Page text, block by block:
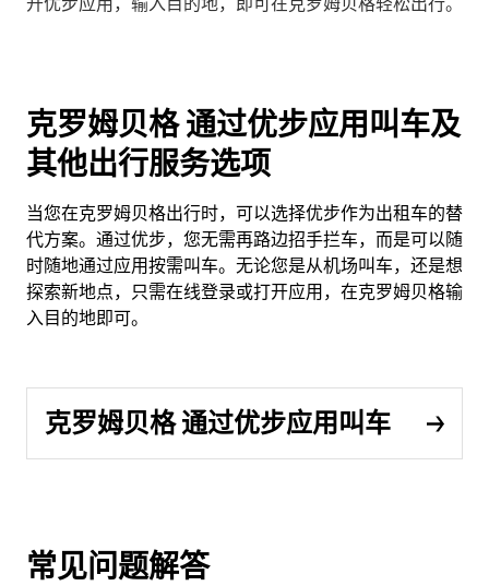
克罗姆贝格 通过优步应用叫车及
其他出行服务选项
当您在克罗姆贝格出行时，可以选择优步作为出租车的替
代方案。通过优步，您无需再路边招手拦车，而是可以随
时随地通过应用按需叫车。无论您是从机场叫车，还是想
探索新地点，只需在线登录或打开应用，在克罗姆贝格输
入目的地即可。
克罗姆贝格 通过优步应用叫车
常见问题解答